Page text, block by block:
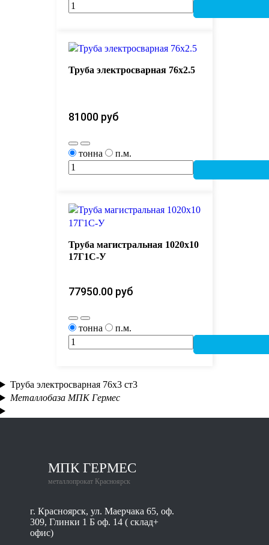
Труба электросварная 76х2.5
81000 руб
тонна п.м.
Труба магистральная 1020х10
17Г1С-У
77950.00 руб
тонна п.м.
Труба электросварная 76х3 ст3
Металлобаза МПК Гермес
МПК ГЕРМЕС
металлопрокат Красноярск
г. Красноярск, ул. Маерчака 65, оф.
309, Глинки 1 Б оф. 14 ( склад+
офис)